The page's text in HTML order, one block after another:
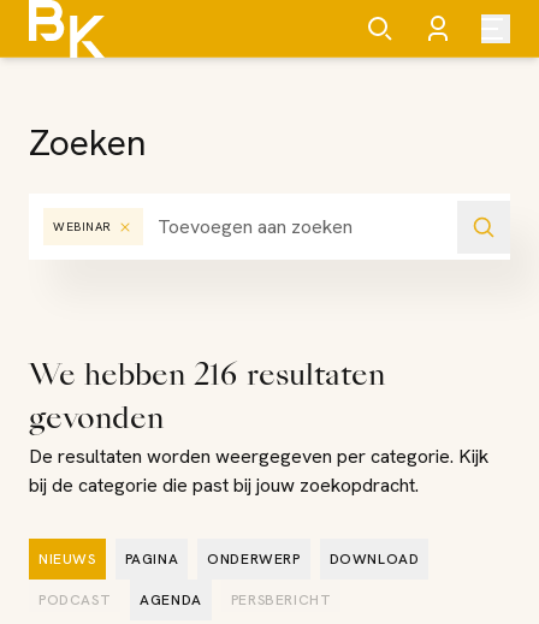
Zoeken
WEBINAR
We hebben 216 resultaten
gevonden
De resultaten worden weergegeven per categorie. Kijk
bij de categorie die past bij jouw zoekopdracht.
NIEUWS PAGINA ONDERWERP DOWNLOAD
PODCAST AGENDA PERSBERICHT